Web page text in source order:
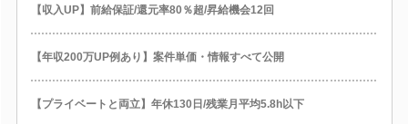
【収入UP】前給保証/還元率80％超/昇給機会12回
【年収200万UP例あり】案件単価・情報すべて公開
【プライベートと両立】年休130日/残業月平均5.8h以下